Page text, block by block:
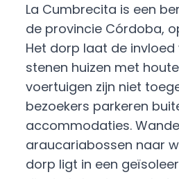
La Cumbrecita is een
de provincie Córdoba,
Het dorp laat de invloed
stenen huizen met
voertuigen zijn niet
bezoekers parkeren
accommodaties.
araucariabossen naar
dorp ligt in een